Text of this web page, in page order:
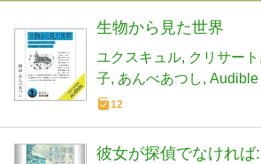
生物から見た世界
ユクスキュル クリサート
子 あんべあつし Audible
12
彼女が探偵でなければ